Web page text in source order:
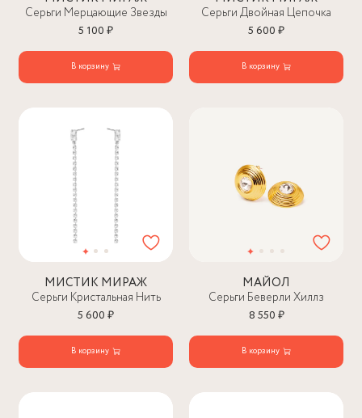
Серьги Мерцающие Звезды
5 100 ₽
В корзину
Серьги Двойная Цепочка
5 600 ₽
В корзину
МИСТИК МИРАЖ
Серьги Кристальная Нить
5 600 ₽
В корзину
МАЙОЛ
Серьги Беверли Хиллз
8 550 ₽
В корзину